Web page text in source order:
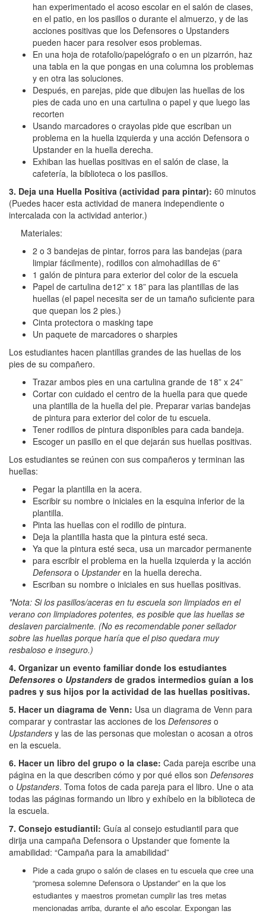
han experimentado el acoso escolar en el salón de clases,
en el patio, en los pasillos o durante el almuerzo, y de las
acciones positivas que los Defensores o Upstanders
pueden hacer para resolver esos problemas.
En una hoja de rotafolio/papelógrafo o en un pizarrón, haz
una tabla en la que pongas en una columna los problemas
y en otra las soluciones.
Después, en parejas, pide que dibujen las huellas de los
pies de cada uno en una cartulina o papel y que luego las
recorten
Usando marcadores o crayolas pide que escriban un
problema en la huella izquierda y una acción Defensora o
Upstander en la huella derecha.
Exhiban las huellas positivas en el salón de clase, la
cafetería, la biblioteca o los pasillos.
3. Deja una Huella Positiva (actividad para pintar): 60 minutos
(Puedes hacer esta actividad de manera independiente o
intercalada con la actividad anterior.)
Materiales:
2 o 3 bandejas de pintar, forros para las bandejas (para
limpiar fácilmente), rodillos con almohadillas de 6”
1 galón de pintura para exterior del color de la escuela
Papel de cartulina de12” x 18” para las plantillas de las
huellas (el papel necesita ser de un tamaño suficiente para
que quepan los 2 pies.)
Cinta protectora o masking tape
Un paquete de marcadores o sharpies
Los estudiantes hacen plantillas grandes de las huellas de los
pies de su compañero.
Trazar ambos pies en una cartulina grande de 18” x 24”
Cortar con cuidado el centro de la huella para que quede
una plantilla de la huella del pie. Preparar varias bandejas
de pintura para exterior del color de tu escuela.
Tener rodillos de pintura disponibles para cada bandeja.
Escoger un pasillo en el que dejarán sus huellas positivas.
Los estudiantes se reúnen con sus compañeros y terminan las
huellas:
Pegar la plantilla en la acera.
Escribir su nombre o iniciales en la esquina inferior de la
plantilla.
Pinta las huellas con el rodillo de pintura.
Deja la plantilla hasta que la pintura esté seca.
Ya que la pintura esté seca, usa un marcador permanente
para escribir el problema en la huella izquierda y la acción
Defensora o Upstanderen la huella derecha.
Escriban su nombre o iniciales en sus huellas positivas.
*Nota: Si los pasillos/aceras en tu escuela son limpiados en el
verano con limpiadores potentes, es posible que las huellas se
deslaven parcialmente. (No es recomendable poner sellador
sobre las huellas porque haría que el piso quedara muy
resbaloso e inseguro.)
4. Organizar un evento familiar donde los estudiantes
Defensores o Upstanders de grados intermedios guían a los
padres y sus hijos por la actividad de las huellas positivas.
5. Hacer un diagrama de Venn: Usa un diagrama de Venn para
comparar y contrastar las acciones de los Defensores o
Upstanders y las de las personas que molestan o acosan a otros
en la escuela.
6. Hacer un libro del grupo o la clase: Cada pareja escribe una
página en la que describen cómo y por qué ellos son Defensores
o Upstanders. Toma fotos de cada pareja para el libro. Une o ata
todas las páginas formando un libro y exhíbelo en la biblioteca de
la escuela.
7. Consejo estudiantil: Guía al consejo estudiantil para que
dirija una campaña Defensora o Upstander que fomente la
amabilidad: “Campaña para la amabilidad”
Pide a cada grupo o salón de clases en tu escuela que cree una
“promesa solemne Defensora o Upstander” en la que los
estudiantes y maestros prometan cumplir las tres metas
mencionadas arriba, durante el año escolar. Expongan las